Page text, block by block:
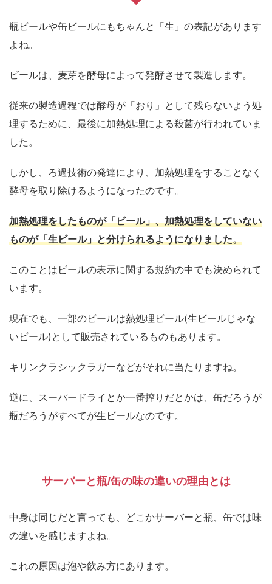
瓶ビールや缶ビールにもちゃんと「生」の表記があります
よね。
ビールは、麦芽を酵母によって発酵させて製造します。
従来の製造過程では酵母が「おり」として残らないよう処
理するために、最後に加熱処理による殺菌が行われていま
した。
しかし、ろ過技術の発達により、加熱処理をすることなく
酵母を取り除けるようになったのです。
加熱処理をしたものが「ビール」、加熱処理をしていない
ものが「生ビール」と分けられるようになりました。
このことはビールの表示に関する規約の中でも決められて
います。
現在でも、一部のビールは熱処理ビール(生ビールじゃな
いビール)として販売されているものもあります。
キリンクラシックラガーなどがそれに当たりますね。
逆に、スーパードライとか一番搾りだとかは、缶だろうが
瓶だろうがすべてが生ビールなのです。
サーバーと瓶/缶の味の違いの理由とは
中身は同じだと言っても、どこかサーバーと瓶、缶では味
の違いを感じますよね。
これの原因は泡や飲み方にあります。